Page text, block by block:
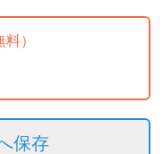
料）
保存